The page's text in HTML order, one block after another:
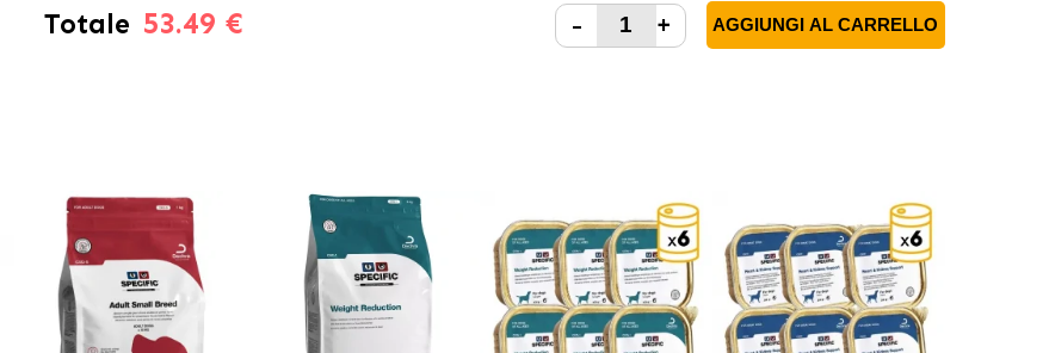
Totale 53.49 € - + AGGIUNGI AL CARRELLO